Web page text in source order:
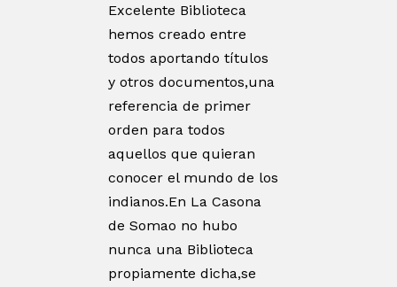
Excelente Biblioteca
hemos creado entre
todos aportando títulos
y otros documentos,una
referencia de primer
orden para todos
aquellos que quieran
conocer el mundo de los
indianos.En La Casona
de Somao no hubo
nunca una Biblioteca
propiamente dicha,se